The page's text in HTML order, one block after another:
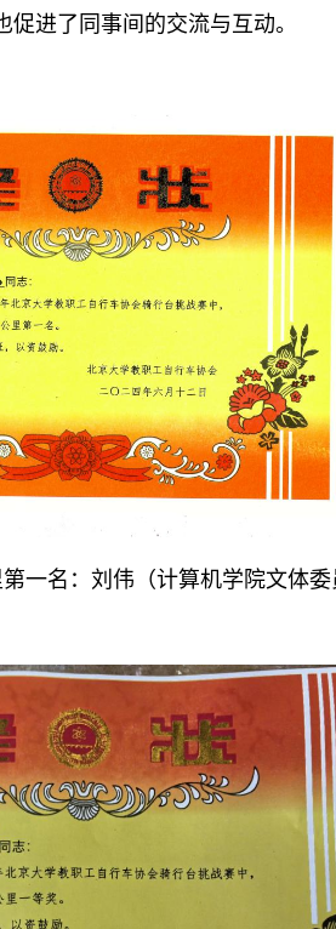
进了同事间的交流与互动。
一名：刘伟（计算机学院文体委